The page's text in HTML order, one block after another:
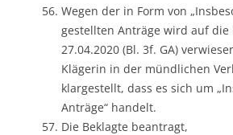
Wegen der in Form von
gestellten Anträge wird auf die
27.04.2020 (Bl. 3f. GA)
Klägerin in der mündlichen
klargestellt, dass es sich um
Anträge“ handelt.
Die Beklagte beantragt,